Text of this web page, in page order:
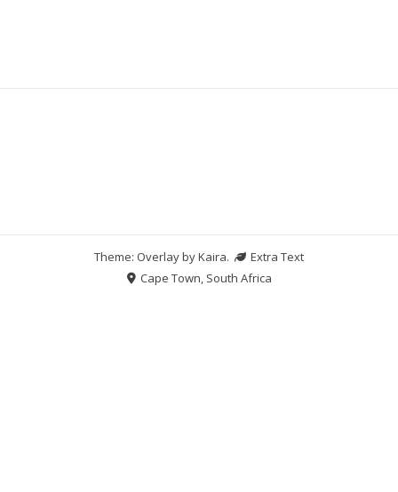
Theme: Overlay byKaira.
Extra Text
Cape Town, South Africa